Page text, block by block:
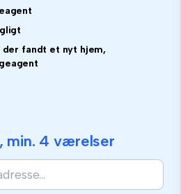
der fandt et nyt hjem,
min. 4 værelser